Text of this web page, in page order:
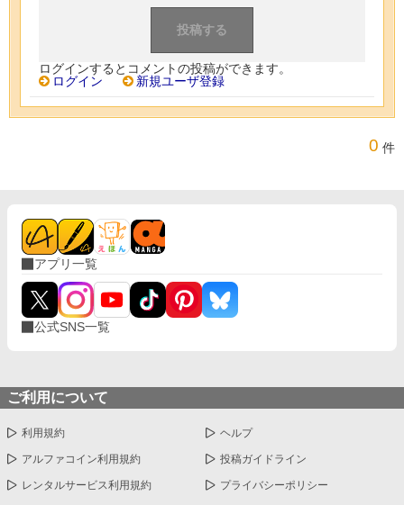
ログインするとコメントの投稿ができます。
ログイン
新規ユーザ登録
0 件
アプリ一覧
公式SNS一覧
ご利用について
利用規約 ヘルプ
アルファコイン利用規約 投稿ガイドライン
レンタルサービス利用規約 プライバシーポリシー